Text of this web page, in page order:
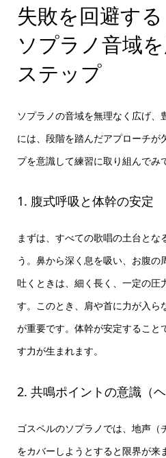
失敗を回避す
ソプラノ音域
ステップ
ソプラノの音域を無理なく広げ、
には、段階を踏んだアプローチが
プを意識して練習に取り組んでみ
1. 腹式呼吸と体幹の安定
まずは、すべての歌唱の土台とな
う。鼻から深く息を吸い、お腹の
吐くときは、細く長く、一定の圧
す。このとき、肩や首に力が入ら
が重要です。体幹が安定すること
す力が生まれます。
2. 共鳴ポイントの意識（
ゴスペルのソプラノでは、地声（
をカバーしようとすると限界が来